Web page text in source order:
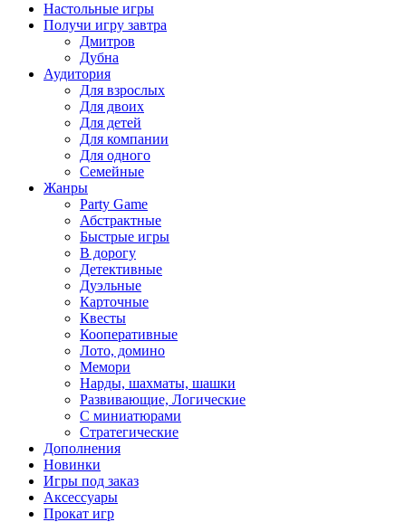
Настольные игры
Получи игру завтра
Дмитров
Дубна
Аудитория
Для взрослых
Для двоих
Для детей
Для компании
Для одного
Семейные
Жанры
Party Game
Абстрактные
Быстрые игры
В дорогу
Детективные
Дуэльные
Карточные
Квесты
Кооперативные
Лото, домино
Мемори
Нарды, шахматы, шашки
Развивающие, Логические
С миниатюрами
Стратегические
Дополнения
Новинки
Игры под заказ
Аксессуары
Прокат игр